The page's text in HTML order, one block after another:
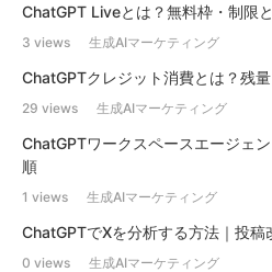
ChatGPT Liveとは？無料枠・制限
3 views 生成AIマーケティング
ChatGPTクレジット消費とは？残
29 views 生成AIマーケティング
ChatGPTワークスペースエージェ
順
1 views 生成AIマーケティング
ChatGPTでXを分析する方法｜投
0 views 生成AIマーケティング